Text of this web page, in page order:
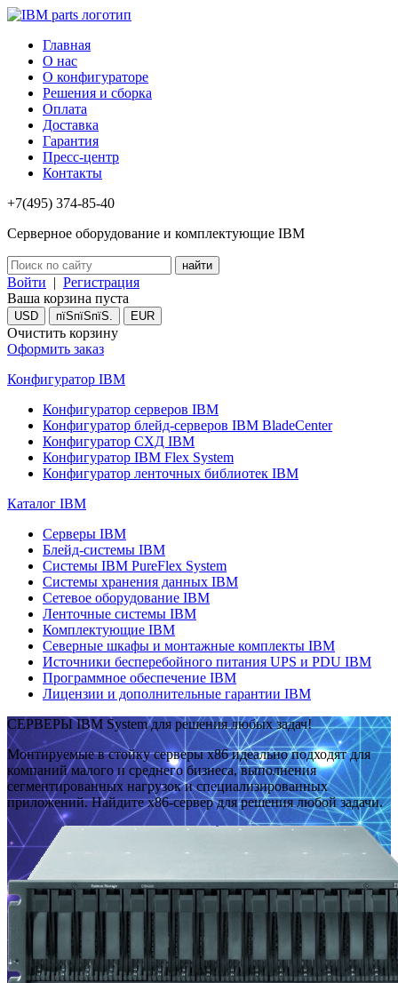
Главная
О нас
О конфигураторе
Решения и сборка
Оплата
Доставка
Гарантия
Пресс-центр
Контакты
+7(495) 374-85-40
Серверное оборудование и комплектующие IBM
Войти | Регистрация
Ваша корзина пуста
USD пїЅпїЅпїЅ. EUR
Очистить корзину
Оформить заказ
Конфигуратор IBM
Конфигуратор серверов IBM
Конфигуратор блейд-серверов IBM BladeCenter
Конфигуратор СХД IBM
Конфигуратор IBM Flex System
Конфигуратор ленточных библиотек IBM
Каталог IBM
Серверы IBM
Блейд-системы IBM
Системы IBM PureFlex System
Системы хранения данных IBM
Сетевое оборудование IBM
Ленточные системы IBM
Комплектующие IBM
Северные шкафы и монтажные комплекты IBM
Источники бесперебойного питания UPS и PDU IBM
Программное обеспечение IBM
Лицензии и дополнительные гарантии IBM
СЕРВЕРЫ IBM System для решения любых задач!
Монтируемые в стойку серверы x86 идеально подходят для
компаний малого и среднего бизнеса, выполнения
сегментированных нагрузок и специализированных
приложений. Найдите x86-сервер для решения любой задачи.